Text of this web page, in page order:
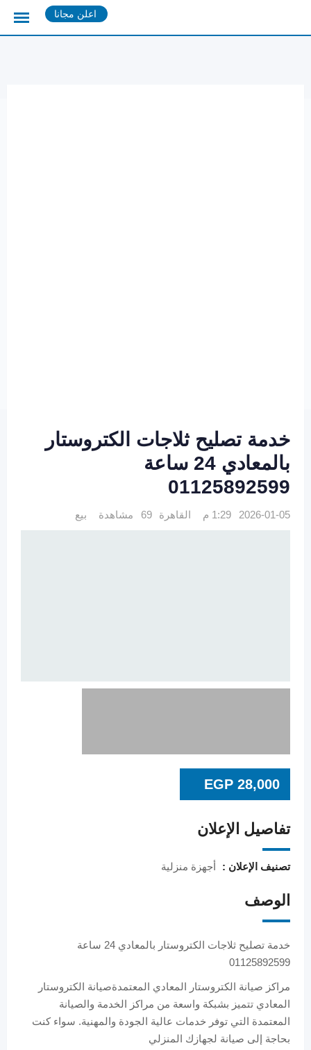
اعلن مجانا
خدمة تصليح ثلاجات الكتروستار
بالمعادي 24 ساعة
01125892599
2026-01-05 1:29 م القاهرة 69 مشاهدة بيع
EGP 28,000
تفاصيل الإعلان
تصنيف الإعلان : أجهزة منزلية
الوصف
خدمة تصليح ثلاجات الكتروستار بالمعادي 24 ساعة
01125892599
مراكز صيانة الكتروستار المعادي المعتمدةصيانة الكتروستار
المعادي تتميز بشبكة واسعة من مراكز الخدمة والصيانة
المعتمدة التي توفر خدمات عالية الجودة والمهنية. سواء كنت
بحاجة إلى صيانة لجهازك المنزلي